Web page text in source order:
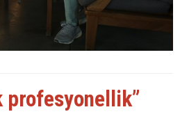
profesyonellik”